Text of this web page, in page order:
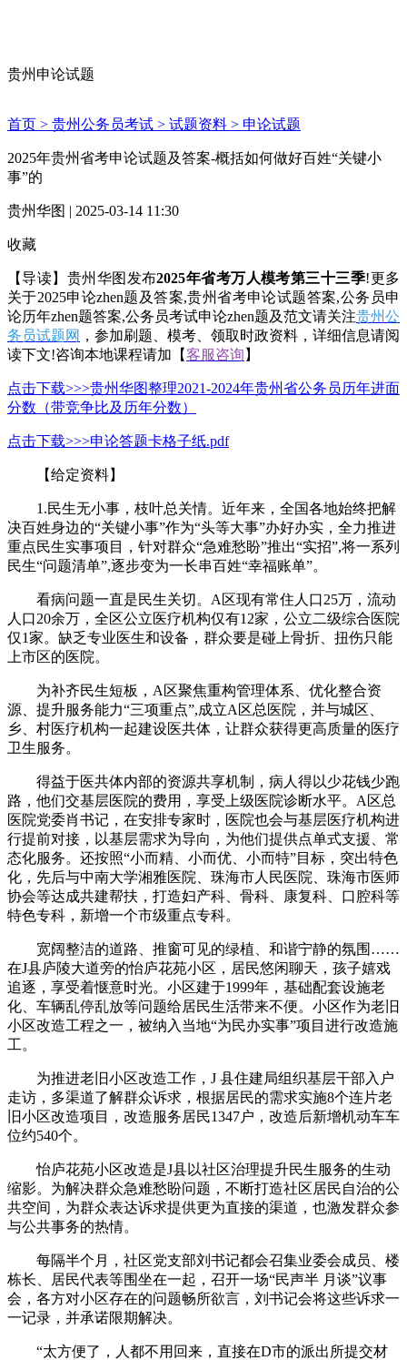
贵州申论试题
首页 > 贵州公务员考试 > 试题资料 > 申论试题
2025年贵州省考申论试题及答案-概括如何做好百姓“关键小
事”的
贵州华图 | 2025-03-14 11:30
收藏
【导读】贵州华图发布2025年省考万人模考第三十三季!更多
关于2025申论zhen题及答案,贵州省考申论试题答案,公务员申
论历年zhen题答案,公务员考试申论zhen题及范文请关注贵州公
务员试题网 ，参加刷题、模考、领取时政资料，详细信息请阅
读下文!咨询本地课程请加【客服咨询 】
点击下载>>>贵州华图整理2021-2024年贵州省公务员历年进面
分数（带竞争比及历年分数）
点击下载>>>申论答题卡格子纸.pdf
【给定资料】
1.民生无小事，枝叶总关情。近年来，全国各地始终把解
决百姓身边的“关键小事”作为“头等大事”办好办实，全力推进
重点民生实事项目，针对群众“急难愁盼”推出“实招”,将一系列
民生“问题清单”,逐步变为一长串百姓“幸福账单”。
看病问题一直是民生关切。A区现有常住人口25万，流动
人口20余万，全区公立医疗机构仅有12家，公立二级综合医院
仅1家。缺乏专业医生和设备，群众要是碰上骨折、扭伤只能
上市区的医院。
为补齐民生短板，A区聚焦重构管理体系、优化整合资
源、提升服务能力“三项重点”,成立A区总医院，并与城区、
乡、村医疗机构一起建设医共体，让群众获得更高质量的医疗
卫生服务。
得益于医共体内部的资源共享机制，病人得以少花钱少跑
路，他们交基层医院的费用，享受上级医院诊断水平。A区总
医院党委肖书记，在安排专家时，医院也会与基层医疗机构进
行提前对接，以基层需求为导向，为他们提供点单式支援、常
态化服务。还按照“小而精、小而优、小而特”目标，突出特色
化，先后与中南大学湘雅医院、珠海市人民医院、珠海市医师
协会等达成共建帮扶，打造妇产科、骨科、康复科、口腔科等
特色专科，新增一个市级重点专科。
宽阔整洁的道路、推窗可见的绿植、和谐宁静的氛围……
在J县庐陵大道旁的怡庐花苑小区，居民悠闲聊天，孩子嬉戏
追逐，享受着惬意时光。小区建于1999年，基础配套设施老
化、车辆乱停乱放等问题给居民生活带来不便。小区作为老旧
小区改造工程之一，被纳入当地“为民办实事”项目进行改造施
工。
为推进老旧小区改造工作，J 县住建局组织基层干部入户
走访，多渠道了解群众诉求，根据居民的需求实施8个连片老
旧小区改造项目，改造服务居民1347户，改造后新增机动车车
位约540个。
怡庐花苑小区改造是J县以社区治理提升民生服务的生动
缩影。为解决群众急难愁盼问题，不断打造社区居民自治的公
共空间，为群众表达诉求提供更为直接的渠道，也激发群众参
与公共事务的热情。
每隔半个月，社区党支部刘书记都会召集业委会成员、楼
栋长、居民代表等围坐在一起，召开一场“民声半 月谈”议事
会，各方对小区存在的问题畅所欲言，刘书记会将这些诉求一
一记录，并承诺限期解决。
“太方便了，人都不用回来，直接在D市的派出所提交材